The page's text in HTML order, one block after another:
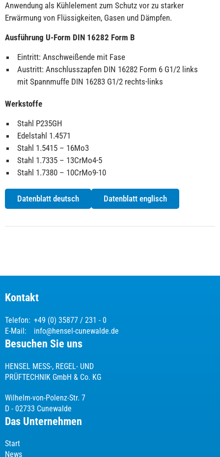
Anwendung als Kühlelement zum Schutz vor zu starker
Erwärmung von Flüssigkeiten, Gasen und Dämpfen.
Ausführung U-Form DIN 16282 Form B
Eintritt: Anschweißende mit Fase
Austritt: Anschlusszapfen DIN 16282 Form 6 G1/2 links
mit Spannmuffe DIN 16283 G1/2 rechts-links
Werkstoffe
Stahl P235GH
Edelstahl 1.4571
Stahl 1.5415 – 16Mo3
Stahl 1.7335 – 13CrMo4-5
Stahl 1.7380 – 10CrMo9-10
Datenblatt deutsch Datenblatt englisch
Kontakt
Telefon: +49 (0) 35877 / 231 - 0
E-Mail:
info@hensel-cunewalde.de
Besuchen Sie uns
HENSEL MESS-, REGEL- UND
PRÜFTECHNIK GmbH & Co. KG
Wilhelm-von-Polenz-Str. 7
D - 02733 Cunewalde
Das Unternehmen
Start
News